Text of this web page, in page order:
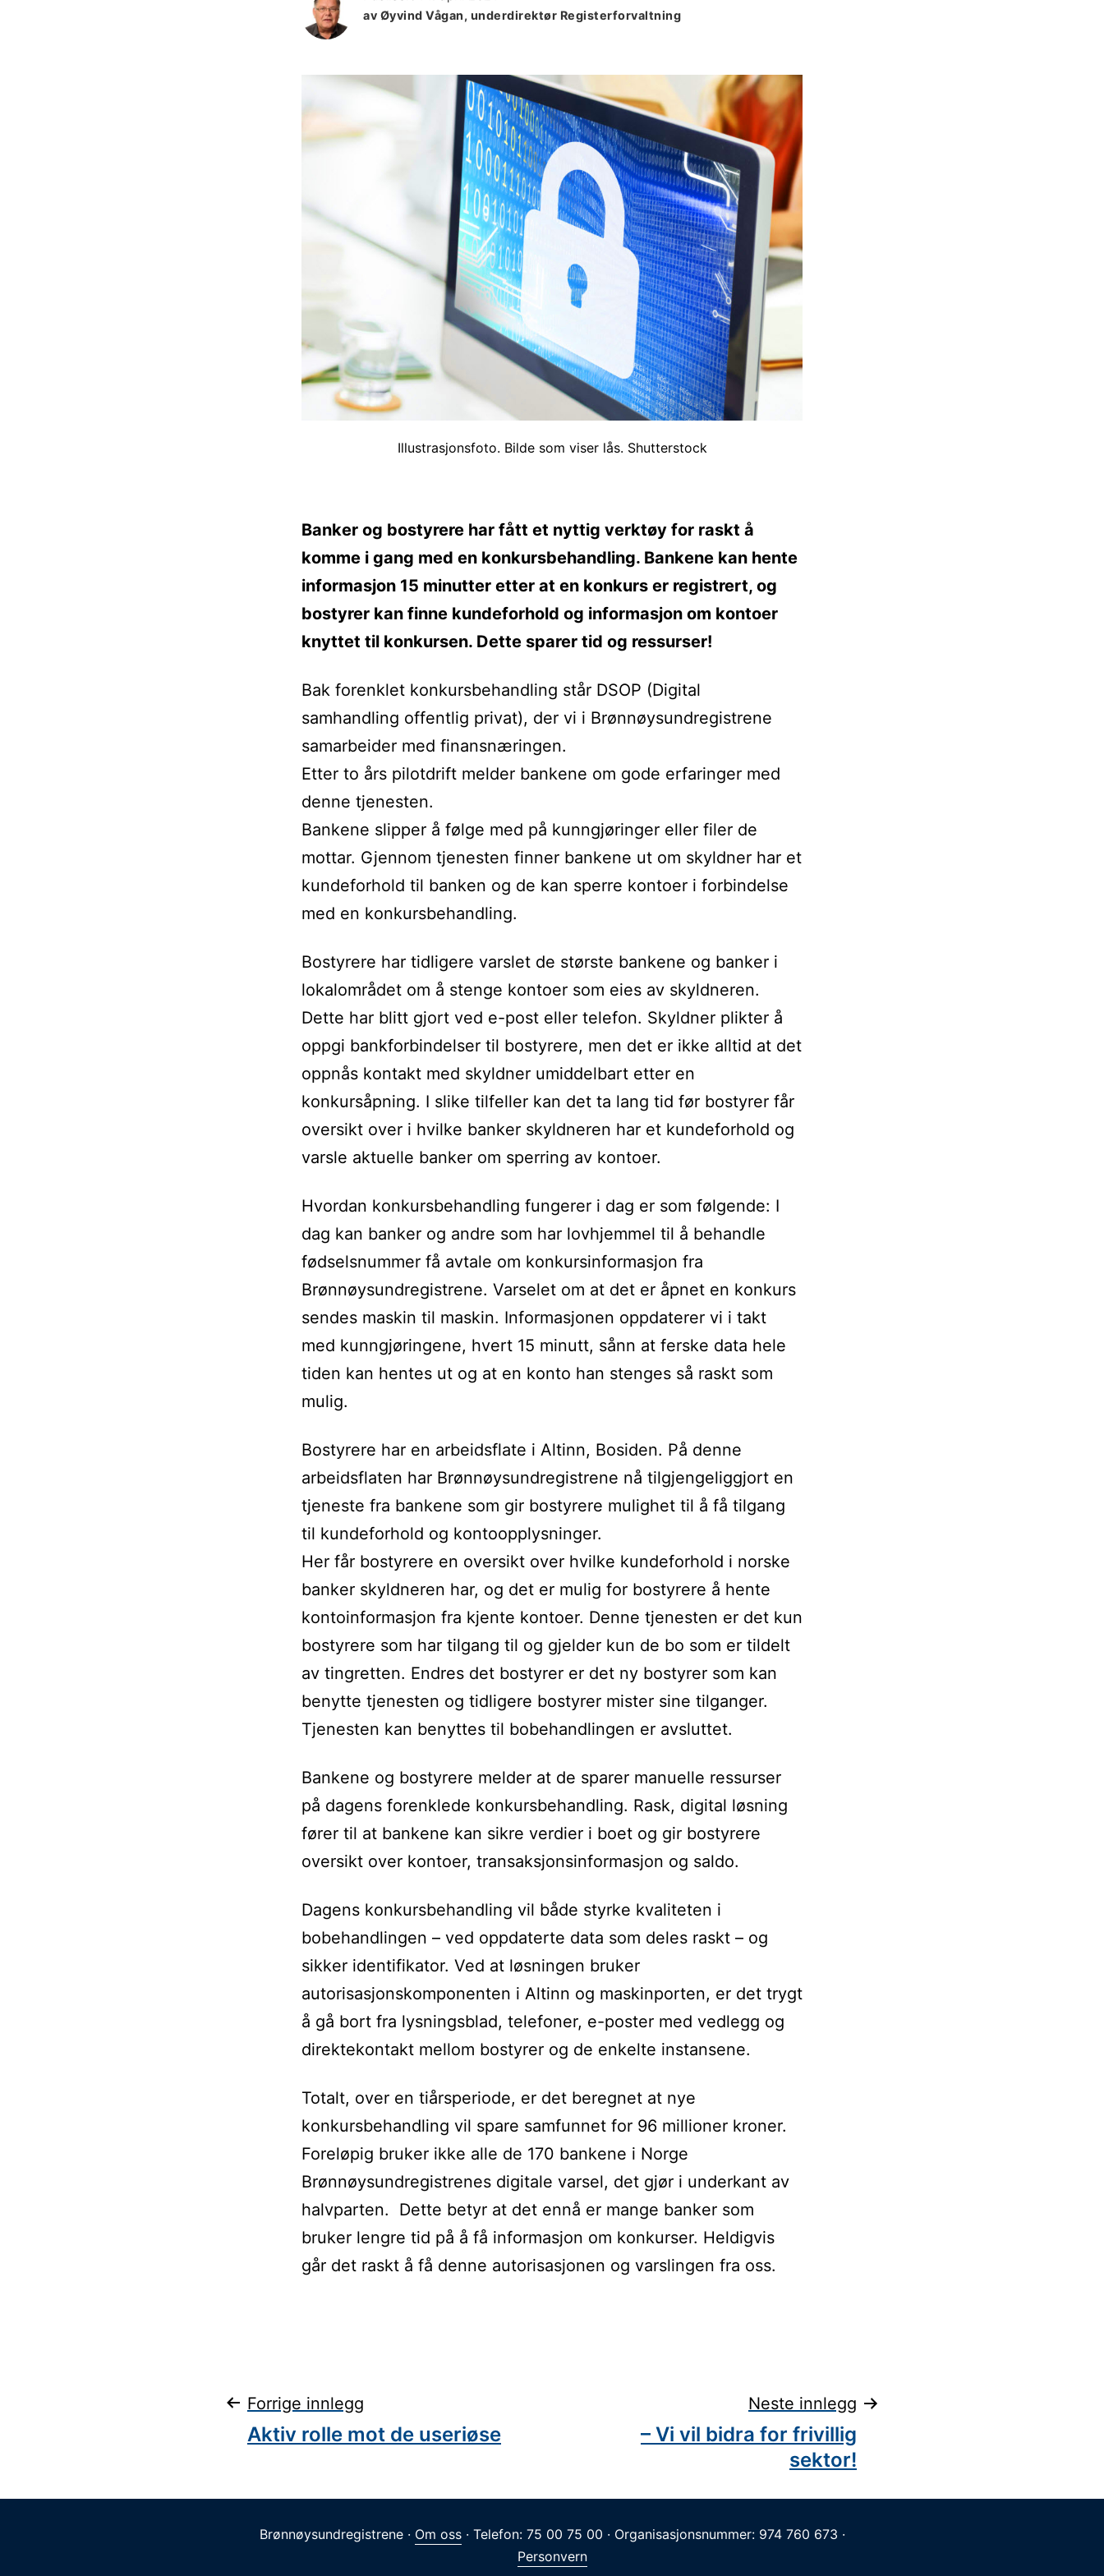
av Øyvind Vågan, underdirektør Registerforvaltning
Illustrasjonsfoto. Bilde som viser lås. Shutterstock
Banker og bostyrere har fått et nyttig verktøy for raskt å
komme i gang med en konkursbehandling. Bankene kan hente
informasjon 15 minutter etter at en konkurs er registrert, og
bostyrer kan finne kundeforhold og informasjon om kontoer
knyttet til konkursen. Dette sparer tid og ressurser!
Bak forenklet konkursbehandling står DSOP (Digital
samhandling offentlig privat), der vi i Brønnøysundregistrene
samarbeider med finansnæringen.
Etter to års pilotdrift melder bankene om gode erfaringer med
denne tjenesten.
Bankene slipper å følge med på kunngjøringer eller filer de
mottar. Gjennom tjenesten finner bankene ut om skyldner har et
kundeforhold til banken og de kan sperre kontoer i forbindelse
med en konkursbehandling.
Bostyrere har tidligere varslet de største bankene og banker i
lokalområdet om å stenge kontoer som eies av skyldneren.
Dette har blitt gjort ved e-post eller telefon. Skyldner plikter å
oppgi bankforbindelser til bostyrere, men det er ikke alltid at det
oppnås kontakt med skyldner umiddelbart etter en
konkursåpning. I slike tilfeller kan det ta lang tid før bostyrer får
oversikt over i hvilke banker skyldneren har et kundeforhold og
varsle aktuelle banker om sperring av kontoer.
Hvordan konkursbehandling fungerer i dag er som følgende: I
dag kan banker og andre som har lovhjemmel til å behandle
fødselsnummer få avtale om konkursinformasjon fra
Brønnøysundregistrene. Varselet om at det er åpnet en konkurs
sendes maskin til maskin. Informasjonen oppdaterer vi i takt
med kunngjøringene, hvert 15 minutt, sånn at ferske data hele
tiden kan hentes ut og at en konto han stenges så raskt som
mulig.
Bostyrere har en arbeidsflate i Altinn, Bosiden. På denne
arbeidsflaten har Brønnøysundregistrene nå tilgjengeliggjort en
tjeneste fra bankene som gir bostyrere mulighet til å få tilgang
til kundeforhold og kontoopplysninger.
Her får bostyrere en oversikt over hvilke kundeforhold i norske
banker skyldneren har, og det er mulig for bostyrere å hente
kontoinformasjon fra kjente kontoer. Denne tjenesten er det kun
bostyrere som har tilgang til og gjelder kun de bo som er tildelt
av tingretten. Endres det bostyrer er det ny bostyrer som kan
benytte tjenesten og tidligere bostyrer mister sine tilganger.
Tjenesten kan benyttes til bobehandlingen er avsluttet.
Bankene og bostyrere melder at de sparer manuelle ressurser
på dagens forenklede konkursbehandling. Rask, digital løsning
fører til at bankene kan sikre verdier i boet og gir bostyrere
oversikt over kontoer, transaksjonsinformasjon og saldo.
Dagens konkursbehandling vil både styrke kvaliteten i
bobehandlingen – ved oppdaterte data som deles raskt – og
sikker identifikator. Ved at løsningen bruker
autorisasjonskomponenten i Altinn og maskinporten, er det trygt
å gå bort fra lysningsblad, telefoner, e-poster med vedlegg og
direktekontakt mellom bostyrer og de enkelte instansene.
Totalt, over en tiårsperiode, er det beregnet at nye
konkursbehandling vil spare samfunnet for 96 millioner kroner.
Foreløpig bruker ikke alle de 170 bankene i Norge
Brønnøysundregistrenes digitale varsel, det gjør i underkant av
halvparten. Dette betyr at det ennå er mange banker som
bruker lengre tid på å få informasjon om konkurser. Heldigvis
går det raskt å få denne autorisasjonen og varslingen fra oss.
Innleggsnavigasjon
Forrige innlegg
Aktiv rolle mot de useriøse
Neste innlegg
– Vi vil bidra for frivillig
sektor!
Brønnøysundregistrene · Om oss· Telefon: 75 00 75 00 · Organisasjonsnummer: 974 760 673 ·
Personvern